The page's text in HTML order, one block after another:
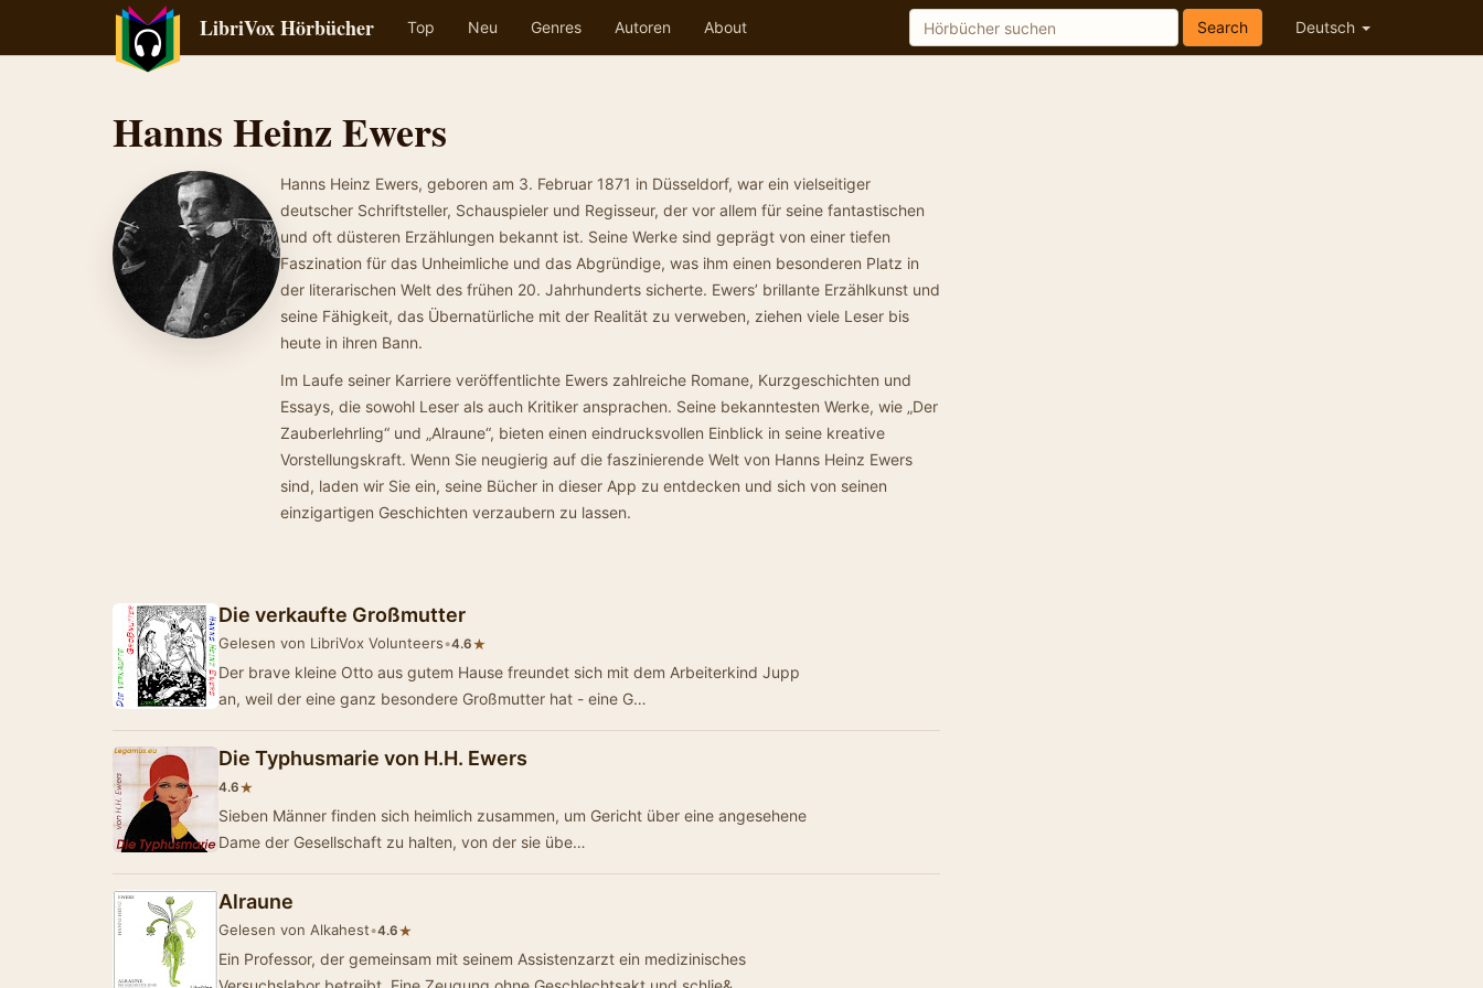
LibriVox Hörbücher Top Neu Genres Autoren About Deutsch
Search
Hanns Heinz Ewers
Hanns Heinz Ewers, geboren am 3. Februar 1871 in Düsseldorf, war ein vielseitiger
deutscher Schriftsteller, Schauspieler und Regisseur, der vor allem für seine fantastischen
und oft düsteren Erzählungen bekannt ist. Seine Werke sind geprägt von einer tiefen
Faszination für das Unheimliche und das Abgründige, was ihm einen besonderen Platz in
der literarischen Welt des frühen 20. Jahrhunderts sicherte. Ewers’ brillante Erzählkunst und
seine Fähigkeit, das Übernatürliche mit der Realität zu verweben, ziehen viele Leser bis
heute in ihren Bann.
Im Laufe seiner Karriere veröffentlichte Ewers zahlreiche Romane, Kurzgeschichten und
Essays, die sowohl Leser als auch Kritiker ansprachen. Seine bekanntesten Werke, wie „Der
Zauberlehrling“ und „Alraune“, bieten einen eindrucksvollen Einblick in seine kreative
Vorstellungskraft. Wenn Sie neugierig auf die faszinierende Welt von Hanns Heinz Ewers
sind, laden wir Sie ein, seine Bücher in dieser App zu entdecken und sich von seinen
einzigartigen Geschichten verzaubern zu lassen.
Die verkaufte Großmutter
Gelesen von LibriVox Volunteers•4.6★
Der brave kleine Otto aus gutem Hause freundet sich mit dem Arbeiterkind Jupp
an, weil der eine ganz besondere Großmutter hat - eine G…
Die Typhusmarie von H.H. Ewers
4.6★
Sieben Männer finden sich heimlich zusammen, um Gericht über eine angesehene
Dame der Gesellschaft zu halten, von der sie übe…
Alraune
Gelesen von Alkahest•4.6★
Ein Professor, der gemeinsam mit seinem Assistenzarzt ein medizinisches